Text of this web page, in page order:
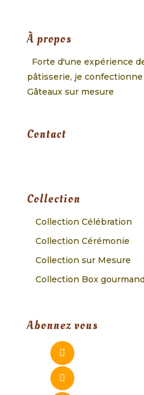
À propos
Forte d'une expérience
pâtisserie, je
Gâteaux sur mesure
Contact
Collection
Collection Célébration
Collection Cérémonie
Collection sur Mesure
Collection Box
Abonnez vous